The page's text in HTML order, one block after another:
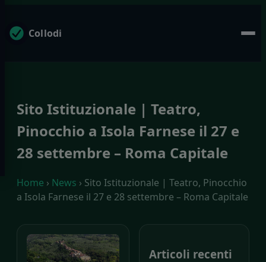
Collodi
Sito Istituzionale | Teatro,
Pinocchio a Isola Farnese il 27 e
28 settembre – Roma Capitale
Home › News › Sito Istituzionale | Teatro, Pinocchio
a Isola Farnese il 27 e 28 settembre – Roma Capitale
Articoli recenti